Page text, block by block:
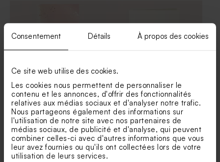
Consentement Détails À propos des cookies
Ce site web utilise des cookies.
Les cookies nous permettent de personnaliser le
contenu et les annonces, d'offrir des fonctionnalités
relatives aux médias sociaux et d'analyser notre trafic.
Nous partageons également des informations sur
l'utilisation de notre site avec nos partenaires de
médias sociaux, de publicité et d'analyse, qui peuvent
combiner celles-ci avec d'autres informations que vous
leur avez fournies ou qu'ils ont collectées lors de votre
utilisation de leurs services.
Boîte métal communion
dorée | Buromac 781111
Dragées communion lentilles
ronds marbrés d'or 750 gr (±
195 ex)
Menu communion aquarelle
et confettis rose gold
Menu communion noeud
ruban doré